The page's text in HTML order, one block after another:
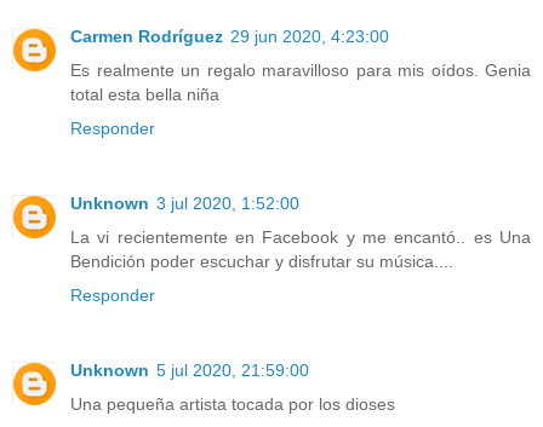
Carmen Rodríguez 29 jun 2020, 4:23:00
Es realmente un regalo maravilloso para mis oídos. Genia
total esta bella niña
Responder
Unknown 3 jul 2020, 1:52:00
La vi recientemente en Facebook y me encantó.. es Una
Bendición poder escuchar y disfrutar su música....
Responder
Unknown 5 jul 2020, 21:59:00
Una pequeña artista tocada por los dioses